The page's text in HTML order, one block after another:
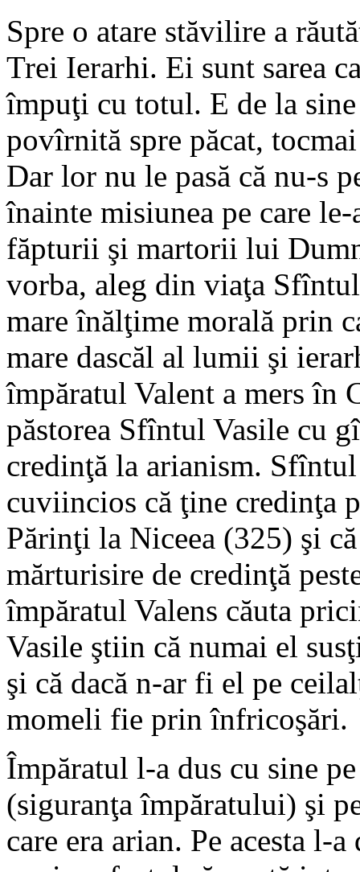
Spre o atare stăvilire a
Trei Ierarhi. Ei sunt sarea
împuţi cu totul. E de la
povîrnită spre păcat,
Dar lor nu le pasă că nu-s
înainte misiunea pe care
făpturii şi martorii lui
vorba, aleg din viaţa
mare înălţime morală prin
mare dascăl al lumii şi
împăratul Valent a mers în
păstorea Sfîntul Vasile cu
credinţă la arianism.
cuviincios că ţine credinţa
Părinţi la Niceea (325) şi
mărturisire de credinţă
împăratul Valens căuta
Vasile ştiin că numai el
şi că dacă n-ar fi el pe
momeli fie prin înfricoşări.
Împăratul l-a dus cu sine
(siguranţa împăratului) şi
care era arian. Pe acesta l-